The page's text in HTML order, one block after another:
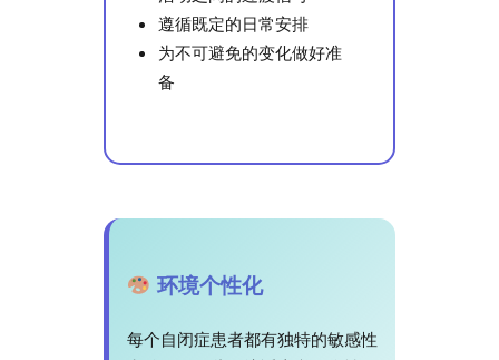
遵循既定的日常安排
为不可避免的变化做好准
备
环境个性化
每个自闭症患者都有独特的敏感性